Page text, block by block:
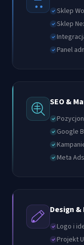
Sklep
Sklep
Panel
SEO &
Google
Meta
Design
Logo i
Projekt